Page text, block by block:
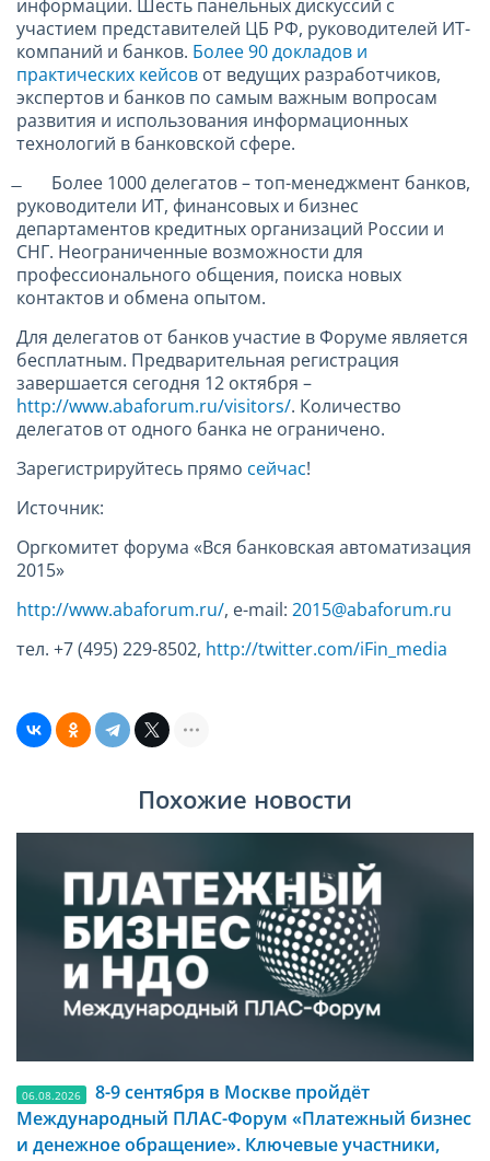
информации. Шесть панельных дискуссий с
участием представителей ЦБ РФ, руководителей ИТ-
компаний и банков. Более 90 докладов и
практических кейсов от ведущих разработчиков,
экспертов и банков по самым важным вопросам
развития и использования информационных
технологий в банковской сфере.
̶ Более 1000 делегатов – топ-менеджмент банков,
руководители ИТ, финансовых и бизнес
департаментов кредитных организаций России и
СНГ. Неограниченные возможности для
профессионального общения, поиска новых
контактов и обмена опытом.
Для делегатов от банков участие в Форуме является
бесплатным. Предварительная регистрация
завершается сегодня 12 октября –
http://www.abaforum.ru/visitors/. Количество
делегатов от одного банка не ограничено.
Зарегистрируйтесь прямо сейчас!
Источник:
Оргкомитет форума «Вся банковская автоматизация
2015»
http://www.abaforum.ru/, e-mail: 2015@abaforum.ru
тел. +7 (495) 229-8502, http://twitter.com/iFin_media
Похожие новости
06.08.2026
8-9 сентября в Москве пройдёт
Международный ПЛАС-Форум «Платежный бизнес
и денежное обращение». Ключевые участники,